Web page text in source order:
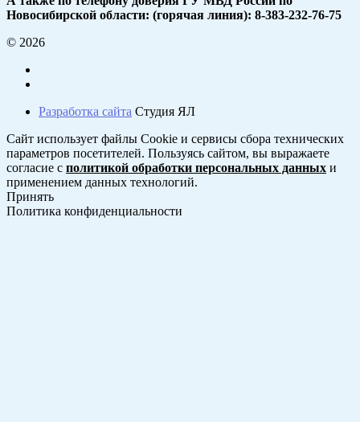
Новосибирской области: (горячая линия): 8-383-232-76-75
© 2026
Разработка сайта Студия ЯЛ
Сайт использует файлы Cookie и сервисы сбора технических
параметров посетителей. Пользуясь сайтом, вы выражаете
согласие с политикой обработки персональных данных и
применением данных технологий.
Принять
Политика конфиденциальности